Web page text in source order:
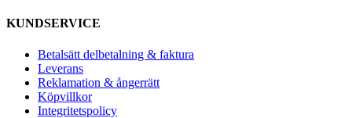
KUNDSERVICE
Betalsätt delbetalning & faktura
Leverans
Reklamation & ångerrätt
Köpvillkor
Integritetspolicy